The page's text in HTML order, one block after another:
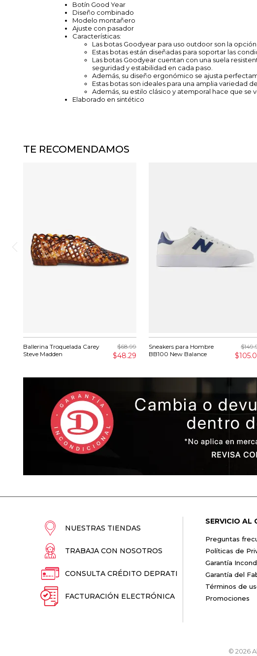
Botín Good Year
Diseño combinado
Modelo montañero
Ajuste con pasador
Características:
Las botas Goodyear para uso outdoor son la
Estas botas están diseñadas para soportar las
Las botas Goodyear cuentan con una suela
seguridad y estabilidad en cada paso.
Además, su diseño ergonómico se ajusta
Estas botas son ideales para una amplia variedad
Además, su estilo clásico y atemporal hace que se
Elaborado en sintético
TE RECOMENDAMOS
Ballerina Troquelada Carey
Steve Madden
$68.99
$48.29
Sneakers para Hombre
BB100 New Balance
NUESTRAS TIENDAS
TRABAJA CON NOSOTROS
CONSULTA CRÉDITO DEPRATI
FACTURACIÓN ELECTRÓNICA
SERVICIO AL
Preguntas
Políticas de
Garantía
Garantía del
Términos de
Promociones
© 2026